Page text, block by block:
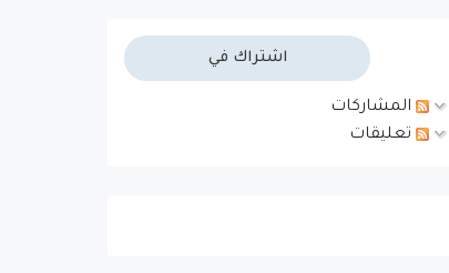
اشتراك في
المشاركات
تعليقات